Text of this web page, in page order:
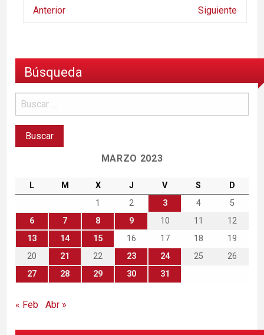
Anterior Siguiente
Búsqueda
MARZO 2023
L M X J V S
D
1
2 3 4
5
6
7 8 9 10 11
12
13
14 15 16 17 18
19
20
21 22 23 24 25
26
27
28 29 30 31
« Feb Abr »